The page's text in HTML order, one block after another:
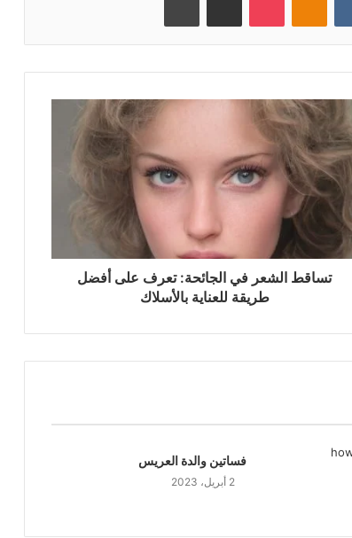
تساقط الشعر في الجائحة: تعرف على أفضل
طريقة للعناية بالأسلاك
فساتين والدة العريس
2 أبريل، 2023